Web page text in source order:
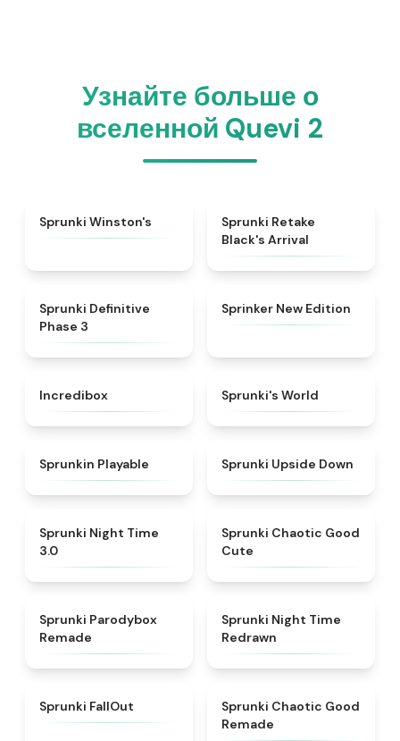
Узнайте больше о
вселенной Quevi 2
Sprunki Winston's
Sprunki Retake
Black's Arrival
Sprunki Definitive
Phase 3
★
Sprinker New Edition
Incredibox Sprunki's World
Sprunkin Playable Sprunki Upside Down
Sprunki Night Time
3.0
★ 4.4
Sprunki Chaotic Good
Cute
Sprunki Parodybox
Remade
Sprunki Night Time
Redrawn
Sprunki FallOut ★ 4.6
Sprunki Chaotic Good
Remade